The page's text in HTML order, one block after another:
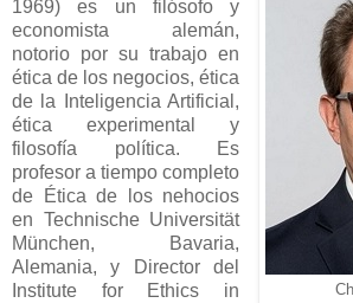
1969) es un filósofo y
economista alemán,
notorio por su trabajo en
ética de los negocios, ética
de la Inteligencia Artificial,
ética experimental y
filosofía política. Es
profesor a tiempo completo
de Ética de los nehocios
en Technische Universität
München, Bavaria,
Alemania, y Director del
Institute for Ethics in